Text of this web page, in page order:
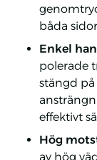
båda
Enkel
polerade
stängd på
effektivt
Hög
av hög